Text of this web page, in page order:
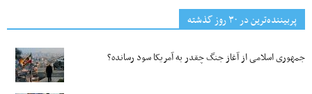
پربیننده‌ترین‌ در ۳۰ روز گذشته
جمهوری اسلامی از آغاز جنگ چقدر به آمریکا سود رسانده؟